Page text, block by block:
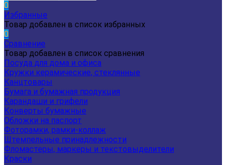
0
Избранные
Товар добавлен в список избранных
0
Сравнение
Товар добавлен в список сравнения
Посуда для дома и офиса
Кружки керамические, стеклянные
Канцтовары
Бумага и бумажная продукция
Карандаши и грифели
Конверты бумажные
Обложки на паспорт
Фоторамки, рамки-коллаж
Штемпельные принадлежности
Фломастеры, маркеры и текстовыделители
Краски